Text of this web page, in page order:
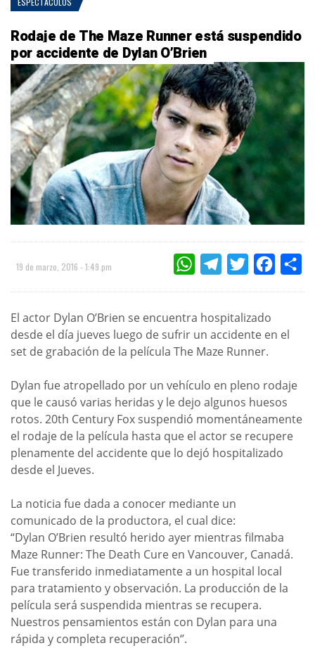
Rodaje de The Maze Runner está suspendido
por accidente de Dylan O’Brien
19 de marzo, 2016 - 1:49 pm WHATSAPPTELEGRAMTWITTER
El actor Dylan O’Brien se encuentra hospitalizado
desde el día jueves luego de sufrir un accidente en el
set de grabación de la película The Maze Runner.
Dylan fue atropellado por un vehículo en pleno rodaje
que le causó varias heridas y le dejo algunos huesos
rotos. 20th Century Fox suspendió momentáneamente
el rodaje de la película hasta que el actor se recupere
plenamente del accidente que lo dejó hospitalizado
desde el Jueves.
La noticia fue dada a conocer mediante un
comunicado de la productora, el cual dice:
“Dylan O’Brien resultó herido ayer mientras filmaba
Maze Runner: The Death Cure en Vancouver, Canadá.
Fue transferido inmediatamente a un hospital local
para tratamiento y observación. La producción de la
película será suspendida mientras se recupera.
Nuestros pensamientos están con Dylan para una
rápida y completa recuperación‘’.